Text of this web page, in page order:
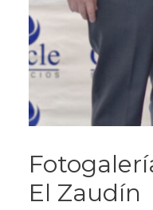
El Zaudín